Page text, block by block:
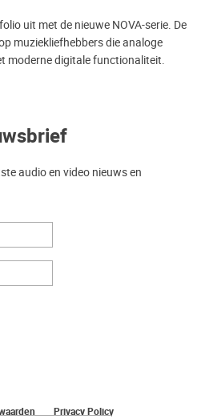
uit met de nieuwe NOVA-serie. De
muziekliefhebbers die analoge
moderne digitale functionaliteit.
audio en video nieuws en
Privacy Policy